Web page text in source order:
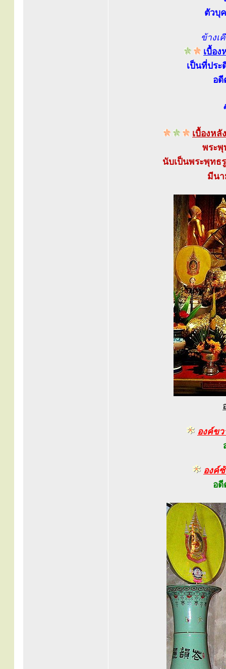
ตัวบุ
ข้างเ
เบื้อ
เป็นที่ปร
อดี
เบื้องหลั
พระพุ
นับเป็นพระพุทธ
มีน
องค์ขว
องค์
อดี